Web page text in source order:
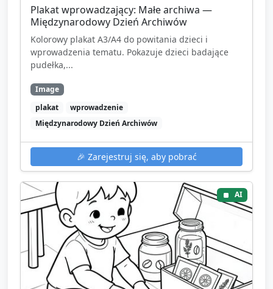
Plakat wprowadzający: Małe archiwa —
Międzynarodowy Dzień Archiwów
Kolorowy plakat A3/A4 do powitania dzieci i
wprowadzenia tematu. Pokazuje dzieci badające
pudełka,...
Image
plakat
wprowadzenie
Międzynarodowy Dzień Archiwów
🎉 Zarejestruj się, aby pobrać
AI